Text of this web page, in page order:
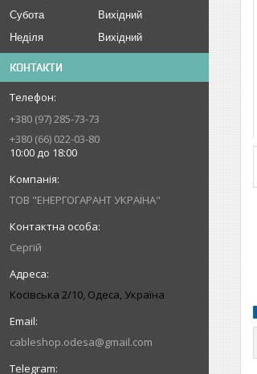
Субота
Вихідний
Неділя
Вихідний
КОНТАКТИ
+380 (97) 285-73-73
+380 (66) 022-03-80
10:00 до 18:00
ТОВ "ЕНЕРГОГАРАНТ УКРАЇНА"
Сергій
Косівська 2/10, Одеса, Україна
cableshop.odesa@gmail.com